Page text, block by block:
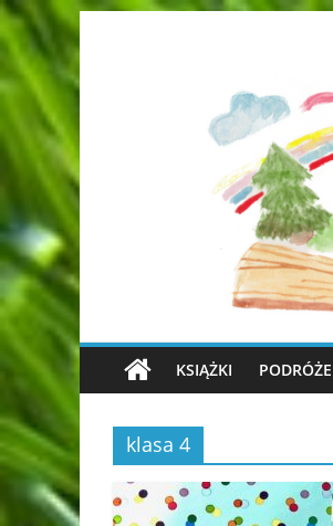
KSIĄŻKI PODRÓŻE
klasa 4